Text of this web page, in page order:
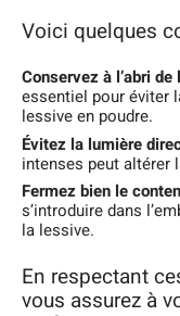
Voici quelques
Conservez à l’abri de
essentiel pour éviter
lessive en poudre.
Évitez la lumière
intenses peut altérer
Fermez bien le
s’introduire dans
la lessive.
En respectant
vous assurez à